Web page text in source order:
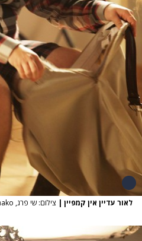
לאור עדיין אין קמפיין | צילום: שי פרג, mako